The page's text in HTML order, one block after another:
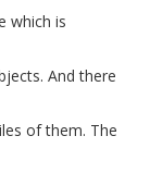
which is
And there
of them. The